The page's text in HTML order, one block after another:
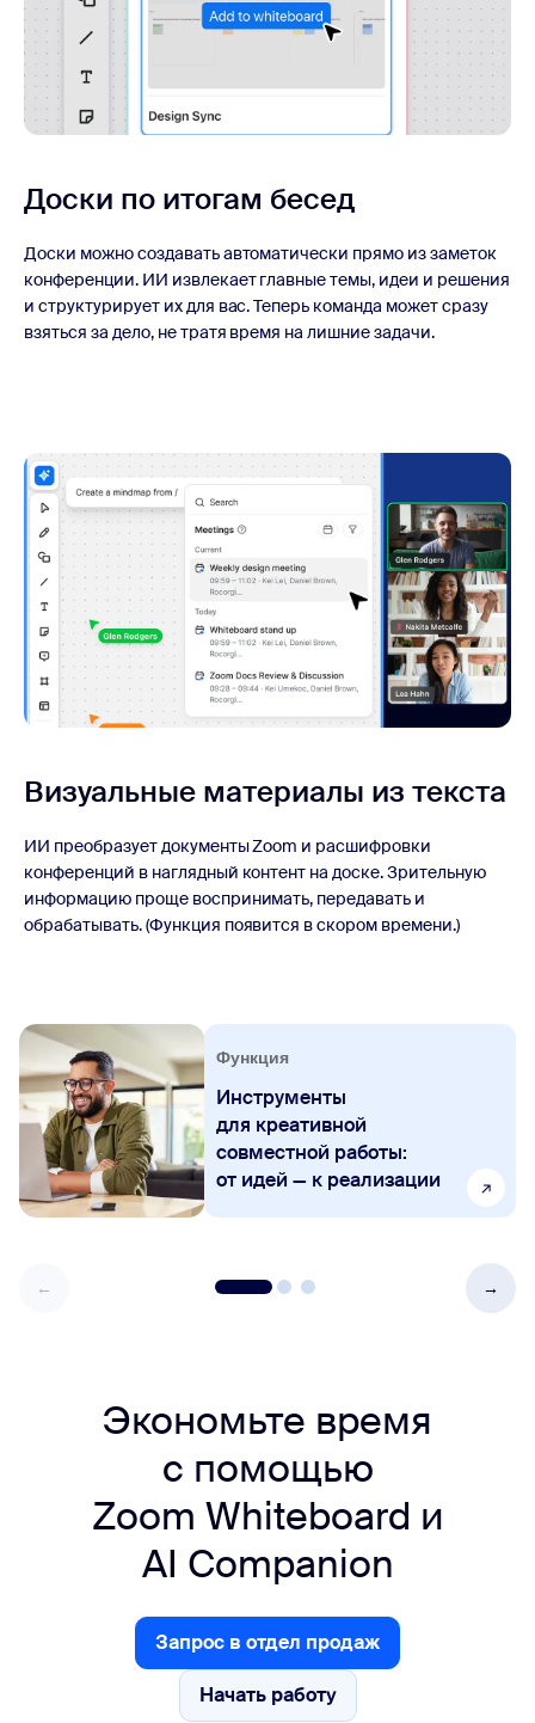
Доски по итогам бесед
Доски можно создавать автоматически прямо из заметок
конференции. ИИ извлекает главные темы, идеи и решения
и структурирует их для вас. Теперь команда может сразу
взяться за дело, не тратя время на лишние задачи.
Визуальные материалы из текста
ИИ преобразует документы Zoom и расшифровки
конференций в наглядный контент на доске. Зрительную
информацию проще воспринимать, передавать и
обрабатывать. (Функция появится в скором времени.)
Функция
Инструменты
для креативной
совместной работы:
от идей — к реализации
Экономьте время
с помощью
Zoom Whiteboard и
AI Companion
Запрос в отдел продаж
Запрос в отдел продаж
Начать работу
Начать работу